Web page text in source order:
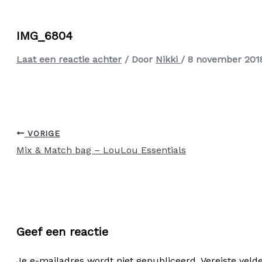
IMG_6804
Laat een reactie achter / Door Nikki / 8 november
VORIGE
Mix & Match bag – LouLou Essentials
Geef een reactie